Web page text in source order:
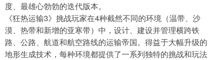
度、最雄心勃勃的迭代版本。
《狂热运输3》挑战玩家在4种截然不同的环境（温带、沙
漠、热带和新增的亚寒带）中，设计、建设并管理横跨铁
路、公路、航道和航空路线的运输帝国。得益于大幅升级的
地形生成技术，每种环境都提供了一系列独特的挑战和玩法